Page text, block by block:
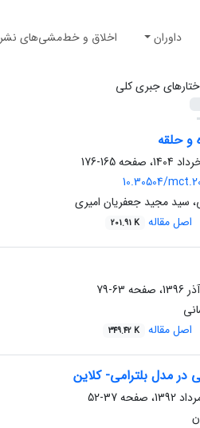
داوران اخلاق و خط‌مشی‌های نشر
جبری کلی
و حلقه
165-176
10.30504/
سید مجید جعفریان امیری
اصل مقاله 201.91 K
63-79
اصل مقاله 349.42 K
مدل بلترامی- کلاین
37-52